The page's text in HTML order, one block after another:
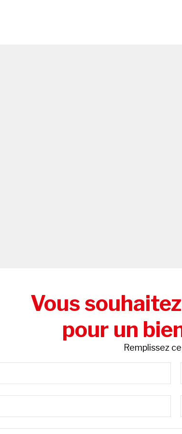
Vous
pour un
Remplissez